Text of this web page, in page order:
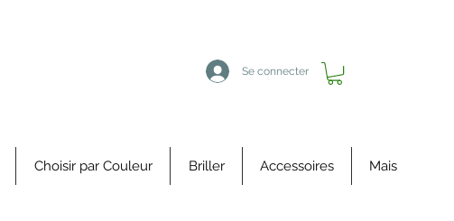
Se connecter
Choisir par Couleur Briller Accessoires Mais